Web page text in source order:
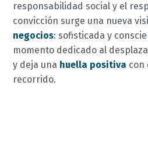
responsabilidad social y el
convicción surge una nueva
negocios: sofisticada y
momento dedicado al
y deja una huella positiva con
recorrido.